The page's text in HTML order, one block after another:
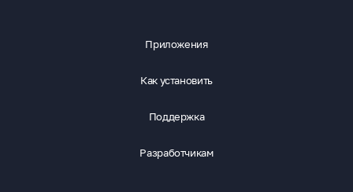
Приложения
Как установить
Поддержка
Разработчикам